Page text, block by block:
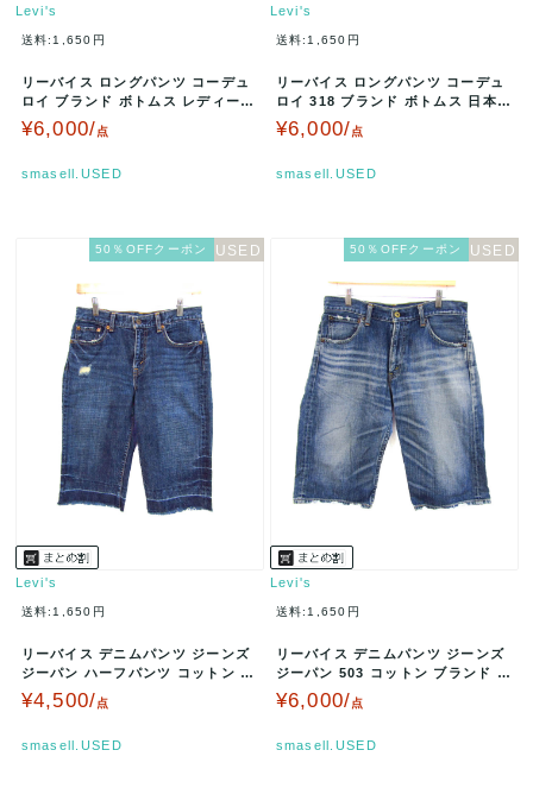
Levi's
送料:1,650円
リーバイス ロングパンツ コーデュ
ロイ ブランド ボトムス レディース
28サイズ グレー Levi…
¥6,000/点
smasell.USED
Levi's
送料:1,650円
リーバイス ロングパンツ コーデュ
ロイ 318 ブランド ボトムス 日本製
レディース 27サイズ …
¥6,000/点
smasell.USED
50％OFFクーポン
Levi's
送料:1,650円
リーバイス デニムパンツ ジーンズ
ジーパン ハーフパンツ コットン ブ
ランド ボトムス メンズ 2…
¥4,500/点
smasell.USED
50％OFFクーポン
Levi's
送料:1,650円
リーバイス デニムパンツ ジーンズ
ジーパン 503 コットン ブランド ボ
トムス メンズ 30サイ…
¥6,000/点
smasell.USED